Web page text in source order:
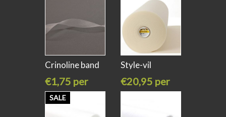
Crinoline band
€1,75 per
meter
Style-vil
€20,95 per
meter
SALE